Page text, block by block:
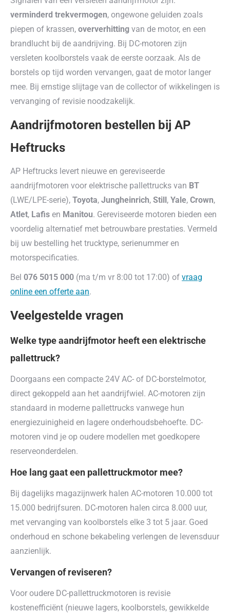
verminderd trekvermogen, ongewone geluiden zoals
piepen of krassen, oververhitting van de motor, en een
brandlucht bij de aandrijving. Bij DC-motoren zijn
versleten koolborstels vaak de eerste oorzaak. Als de
borstels op tijd worden vervangen, gaat de motor langer
mee. Bij ernstige slijtage van de collector of wikkelingen is
vervanging of revisie noodzakelijk.
Aandrijfmotoren bestellen bij AP
Heftrucks
AP Heftrucks levert nieuwe en gereviseerde
aandrijfmotoren voor elektrische pallettrucks van BT
(LWE/LPE-serie), Toyota, Jungheinrich, Still, Yale, Crown,
Atlet, Lafis en Manitou. Gereviseerde motoren bieden een
voordelig alternatief met betrouwbare prestaties. Vermeld
bij uw bestelling het trucktype, serienummer en
motorspecificaties.
Bel 076 5015 000 (ma t/m vr 8:00 tot 17:00) of vraag
online een offerte aan.
Veelgestelde vragen
Welke type aandrijfmotor heeft een elektrische
pallettruck?
Doorgaans een compacte 24V AC- of DC-borstelmotor,
direct gekoppeld aan het aandrijfwiel. AC-motoren zijn
standaard in moderne pallettrucks vanwege hun
energiezuinigheid en lagere onderhoudsbehoefte. DC-
motoren vind je op oudere modellen met goedkopere
reserveonderdelen.
Hoe lang gaat een pallettruckmotor mee?
Bij dagelijks magazijnwerk halen AC-motoren 10.000 tot
15.000 bedrijfsuren. DC-motoren halen circa 8.000 uur,
met vervanging van koolborstels elke 3 tot 5 jaar. Goed
onderhoud en schone bekabeling verlengen de levensduur
aanzienlijk.
Vervangen of reviseren?
Voor oudere DC-pallettruckmotoren is revisie
kostenefficiënt (nieuwe lagers, koolborstels, gewikkelde